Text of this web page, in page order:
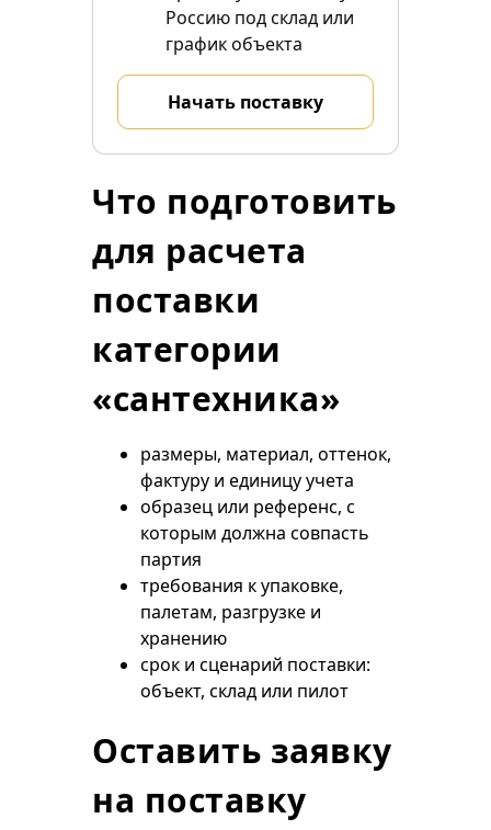
Россию под склад или
график объекта
Начать поставку
Что подготовить
для расчета
поставки
категории
«сантехника»
размеры, материал, оттенок,
фактуру и единицу учета
образец или референс, с
которым должна совпасть
партия
требования к упаковке,
палетам, разгрузке и
хранению
срок и сценарий поставки:
объект, склад или пилот
Оставить заявку
на поставку